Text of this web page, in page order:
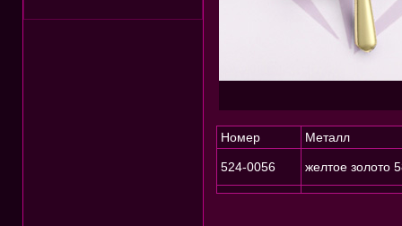
Номер Металл
524-0056 желтое золото